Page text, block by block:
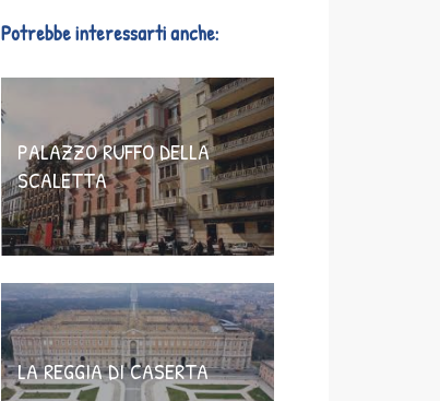
Potrebbe interessarti anche:
PALAZZO RUFFO DELLA
SCALETTA
LA REGGIA DI CASERTA